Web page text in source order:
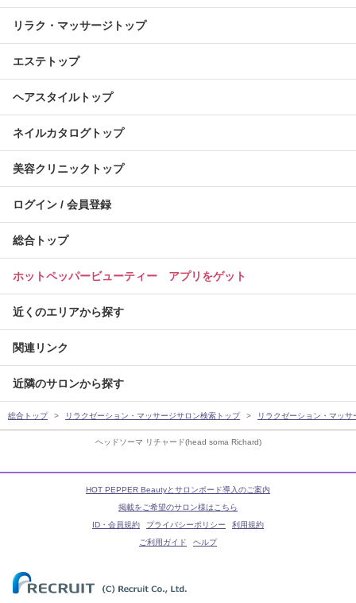
ヘッドソーマ リチャード(head soma Richard)
リラク・マッサージトップ
エステトップ
ヘアスタイルトップ
ネイルカタログトップ
美容クリニックトップ
ログイン / 会員登録
総合トップ
ホットペッパービューティー アプリをゲット
近くのエリアから探す
関連リンク
近隣のサロンから探す
総合トップ リラクゼーション・マッサージサロン検索トップ リラクゼーション・マッ
HOT PEPPER Beautyとサロンボード導入のご案内
掲載をご希望のサロン様はこちら
ID・会員規約
プライバシーポリシー
利用規約
ご利用ガイド
ヘルプ